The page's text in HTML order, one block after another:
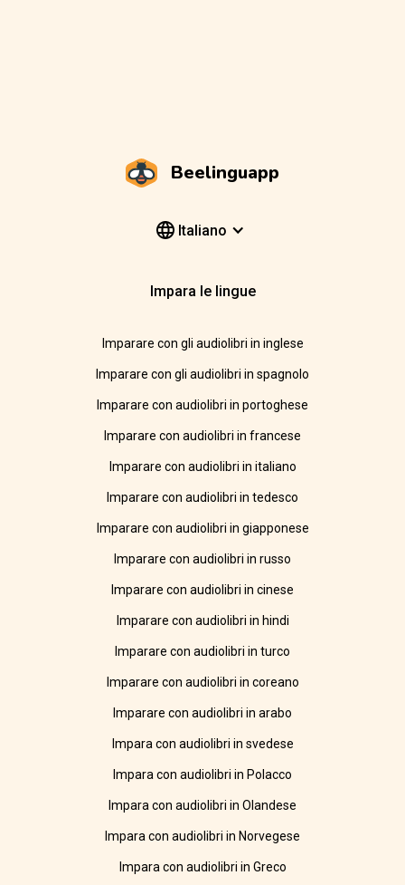
Beelinguapp
Italiano
Impara le lingue
Imparare con gli audiolibri in inglese
Imparare con gli audiolibri in spagnolo
Imparare con audiolibri in portoghese
Imparare con audiolibri in francese
Imparare con audiolibri in italiano
Imparare con audiolibri in tedesco
Imparare con audiolibri in giapponese
Imparare con audiolibri in russo
Imparare con audiolibri in cinese
Imparare con audiolibri in hindi
Imparare con audiolibri in turco
Imparare con audiolibri in coreano
Imparare con audiolibri in arabo
Impara con audiolibri in svedese
Impara con audiolibri in Polacco
Impara con audiolibri in Olandese
Impara con audiolibri in Norvegese
Impara con audiolibri in Greco